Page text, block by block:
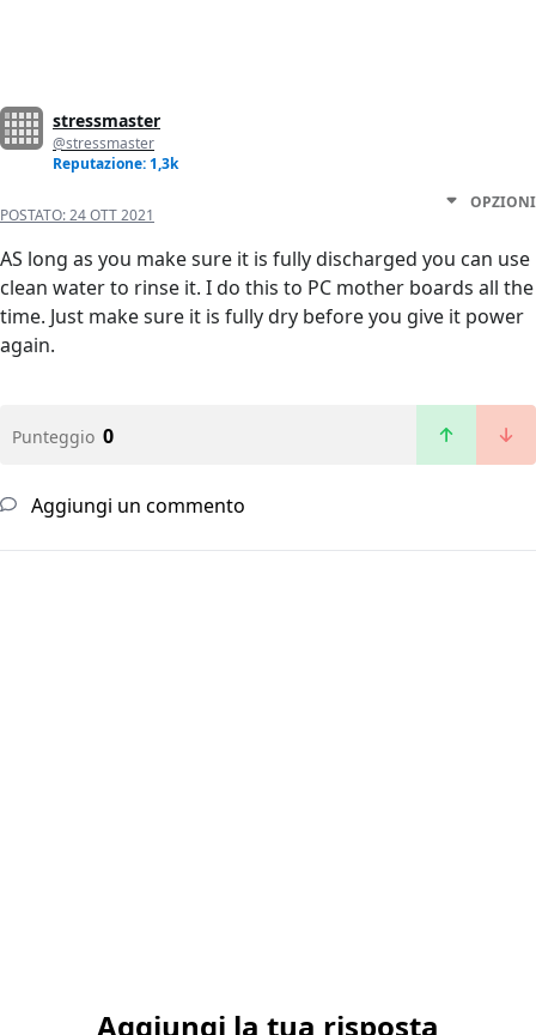
stressmaster
@stressmaster
Reputazione: 1,3k
POSTATO:24 OTT 2021
OPZIONI
AS long as you make sure it is fully discharged you can use
clean water to rinse it. I do this to PC mother boards all the
time. Just make sure it is fully dry before you give it power
again.
Punteggio 0
Aggiungi un commento
Aggiungi la tua risposta